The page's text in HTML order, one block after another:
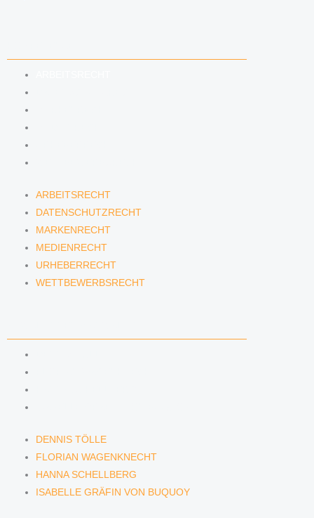
ARBEITSRECHT
DATENSCHUTZRECHT
MARKENRECHT
MEDIENRECHT
URHEBERRECHT
WETTBEWERBSRECHT
DENNIS TÖLLE
FLORIAN WAGENKNECHT
HANNA SCHELLBERG
ISABELLE GRÄFIN VON BUQUOY